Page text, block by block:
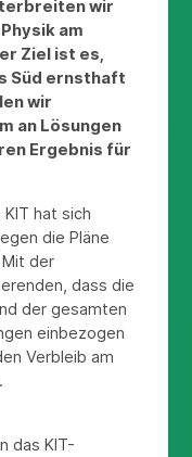
wir
am
Ziel ist es,
Süd ernsthaft
wir
an Lösungen
Ergebnis für
hat sich
die Pläne
der
dass die
der gesamten
einbezogen
Verbleib am
das KIT-